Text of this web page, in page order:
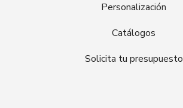
Personalización
Catálogos
Solicita tu presupuesto